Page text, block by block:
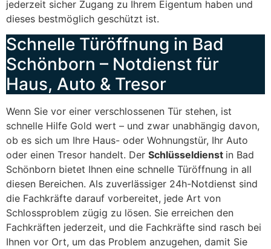
jederzeit sicher Zugang zu Ihrem Eigentum haben und
dieses bestmöglich geschützt ist.
Schnelle Türöffnung in Bad
Schönborn – Notdienst für
Haus, Auto & Tresor
Wenn Sie vor einer verschlossenen Tür stehen, ist
schnelle Hilfe Gold wert – und zwar unabhängig davon,
ob es sich um Ihre Haus- oder Wohnungstür, Ihr Auto
oder einen Tresor handelt. Der Schlüsseldienst in Bad
Schönborn bietet Ihnen eine schnelle Türöffnung in all
diesen Bereichen. Als zuverlässiger 24h-Notdienst sind
die Fachkräfte darauf vorbereitet, jede Art von
Schlossproblem zügig zu lösen. Sie erreichen den
Fachkräften jederzeit, und die Fachkräfte sind rasch bei
Ihnen vor Ort, um das Problem anzugehen, damit Sie